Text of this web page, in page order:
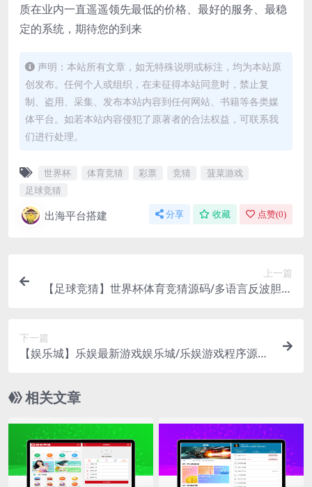
质在业内一直遥遥领先最低的价格、最好的服务、最稳
定的系统，期待您的到来
声明：本站所有文章，如无特殊说明或标注，均为本站原
创发布。任何个人或组织，在未征得本站同意时，禁止复
制、盗用、采集、发布本站内容到任何网站、书籍等各类媒
体平台。如若本站内容侵犯了原著者的合法权益，可联系我
们进行处理。
世界杯 体育竞猜 彩票 竞猜
菠菜游戏
足球竞猜
出海平台搭建 分享 收藏 点赞(0)
上一篇
【足球竞猜】世界杯体育竞猜源码/多语言反波胆系
下一篇
【娱乐城】乐娱最新游戏娱乐城/乐娱游戏程序源
相关文章